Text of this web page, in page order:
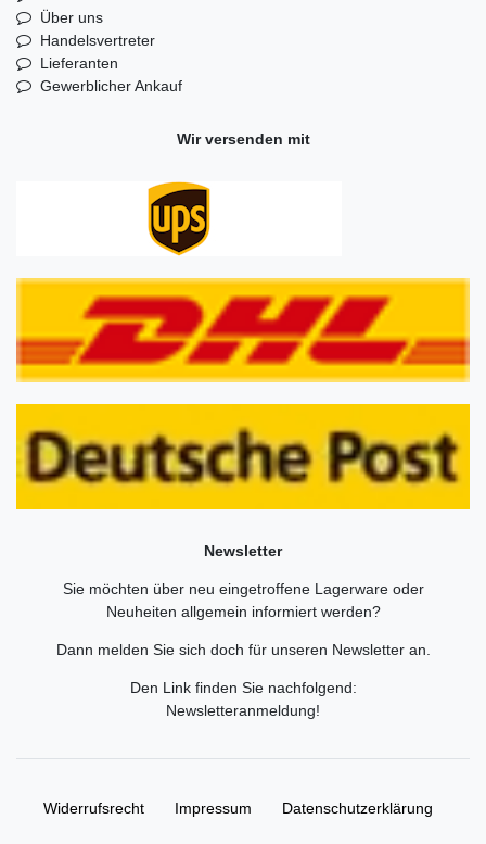
Über uns
Handelsvertreter
Lieferanten
Gewerblicher Ankauf
Wir versenden mit
Newsletter
Sie möchten über neu eingetroffene Lagerware oder
Neuheiten allgemein informiert werden?
Dann melden Sie sich doch für unseren Newsletter an.
Den Link finden Sie nachfolgend:
Newsletteranmeldung!
Widerrufs­recht Impressum Daten­schutz­erklärung